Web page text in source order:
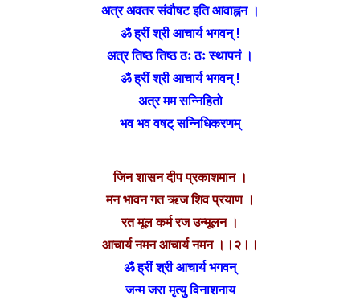
अत्र अवतर संवौषट इति आवाह्नन ।
ॐ ह्रीं श्री आचार्य भगवन् !
अत्र तिष्ठ तिष्ठ ठः ठः स्थापनं ।
ॐ ह्रीं श्री आचार्य भगवन् !
अत्र मम सन्निहितो
भव भव वषट् सन्निधिकरणम्
जिन शासन दीप प्रकाशमान ।
मन भावन गत ऋज शिव प्रयाण ।
रत मूल कर्म रज उन्मूलन ।
आचार्य नमन आचार्य नमन ।।२।।
ॐ ह्रीं श्री आचार्य भगवन्
जन्म जरा मृत्यु विनाशनाय